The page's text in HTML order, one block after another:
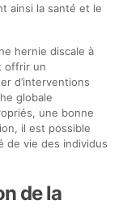
ainsi la santé et le
hernie discale à
offrir un
d’interventions
globale
une bonne
il est possible
de vie des individus
de la